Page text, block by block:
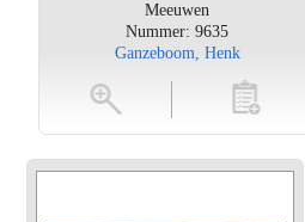
Meeuwen
Nummer: 9635
Ganzeboom, Henk
toevoegen